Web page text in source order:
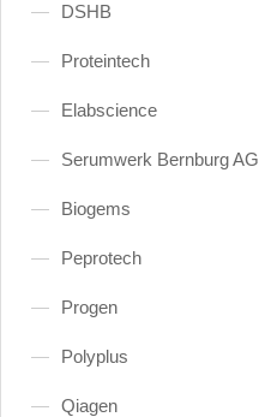
DSHB
Proteintech
Elabscience
Serumwerk Bernburg AG
Biogems
Peprotech
Progen
Polyplus
Qiagen